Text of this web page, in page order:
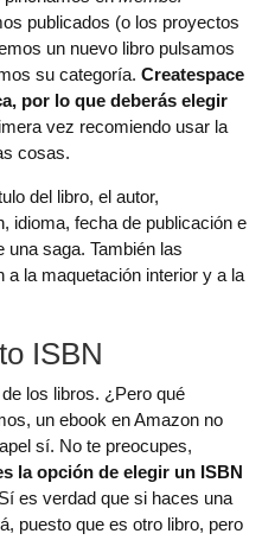
publicados (o los proyectos
un nuevo libro pulsamos
su categoría. Createspace
por lo que deberás elegir
vez recomiendo usar la
cosas.
del libro, el autor,
idioma, fecha de publicación e
una saga. También las
a la maquetación interior y a la
ISBN
los libros. ¿Pero qué
un ebook en Amazon no
sí. No te preocupes,
la opción de elegir un ISBN
es verdad que si haces una
puesto que es otro libro, pero